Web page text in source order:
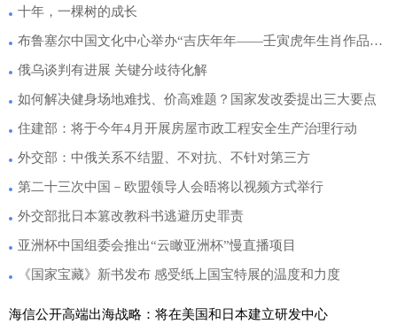
十年，一棵树的成长
布鲁塞尔中国文化中心举办“吉庆年年——壬寅虎年生肖作品展”
俄乌谈判有进展 关键分歧待化解
如何解决健身场地难找、价高难题？国家发改委提出三大要点
住建部：将于今年4月开展房屋市政工程安全生产治理行动
外交部：中俄关系不结盟、不对抗、不针对第三方
第二十三次中国－欧盟领导人会晤将以视频方式举行
外交部批日本篡改教科书逃避历史罪责
亚洲杯中国组委会推出“云瞰亚洲杯”慢直播项目
《国家宝藏》新书发布 感受纸上国宝特展的温度和力度
海信公开高端出海战略：将在美国和日本建立研发中心